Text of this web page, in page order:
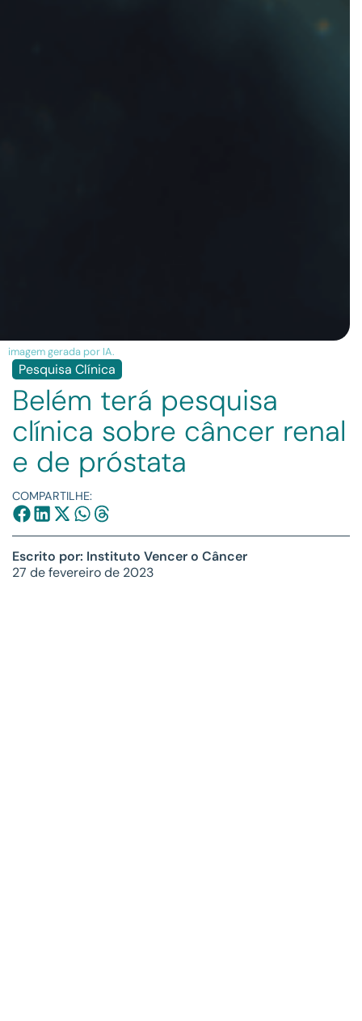
imagem gerada por IA.
Pesquisa Clínica
Belém terá pesquisa
clínica sobre câncer renal
e de próstata
COMPARTILHE:
Escrito por: Instituto Vencer o Câncer
27 de fevereiro de 2023